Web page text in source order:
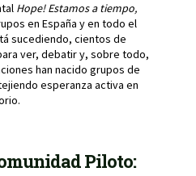
Hope! Estamos a tiempo,
en España y en todo el
sucediendo, cientos de
ver, debatir y, sobre todo,
han nacido grupos de
esperanza activa en
Piloto: